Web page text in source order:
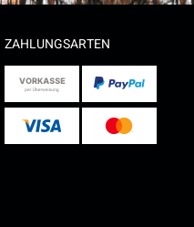
ZAHLUNGSARTEN